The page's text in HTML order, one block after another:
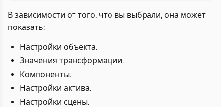
В зависимости от того, что вы выбрали, она может
показать:
Настройки объекта.
Значения трансформации.
Компоненты.
Настройки актива.
Настройки сцены.